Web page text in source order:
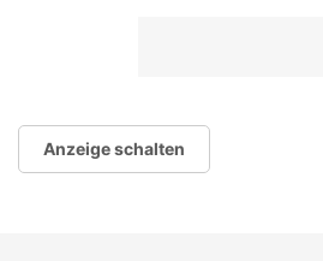
Anzeige schalten